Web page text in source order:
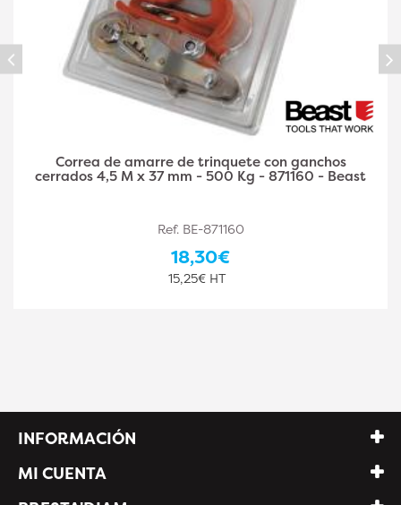
Correa de amarre con trinquete y ganchos abiertos
9 M x 50 mm 6 Toneladas Placa SIMPLEX -
ASIP1091F - Cobaltix
Ref. CO-ASIP1091F
38,10€
31,75€ HT
INFORMACIÓN
MI CUENTA